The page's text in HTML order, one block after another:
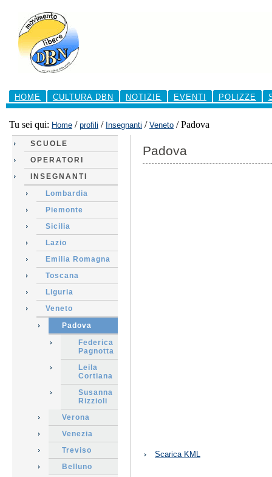
contenuti.
navigazione
Sezioni
HOME
CULTURA DBN NOTIZIE EVENTI POLIZZE
Tu sei qui: Home / profili / Insegnanti / Veneto /Padova
SCUOLE
OPERATORI
INSEGNANTI
Lombardia
Piemonte
Sicilia
Lazio
Emilia Romagna
Toscana
Liguria
Veneto
Padova
Federica
Pagnotta
Leila
Cortiana
Susanna
Rizzioli
Verona
Venezia
Treviso
Belluno
Padova
Azioni
sul
Scarica KML